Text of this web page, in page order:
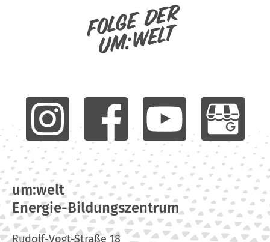
Folge der
um:welt
um:welt
Energie-Bildungszentrum
Rudolf-Vogt-Straße 18